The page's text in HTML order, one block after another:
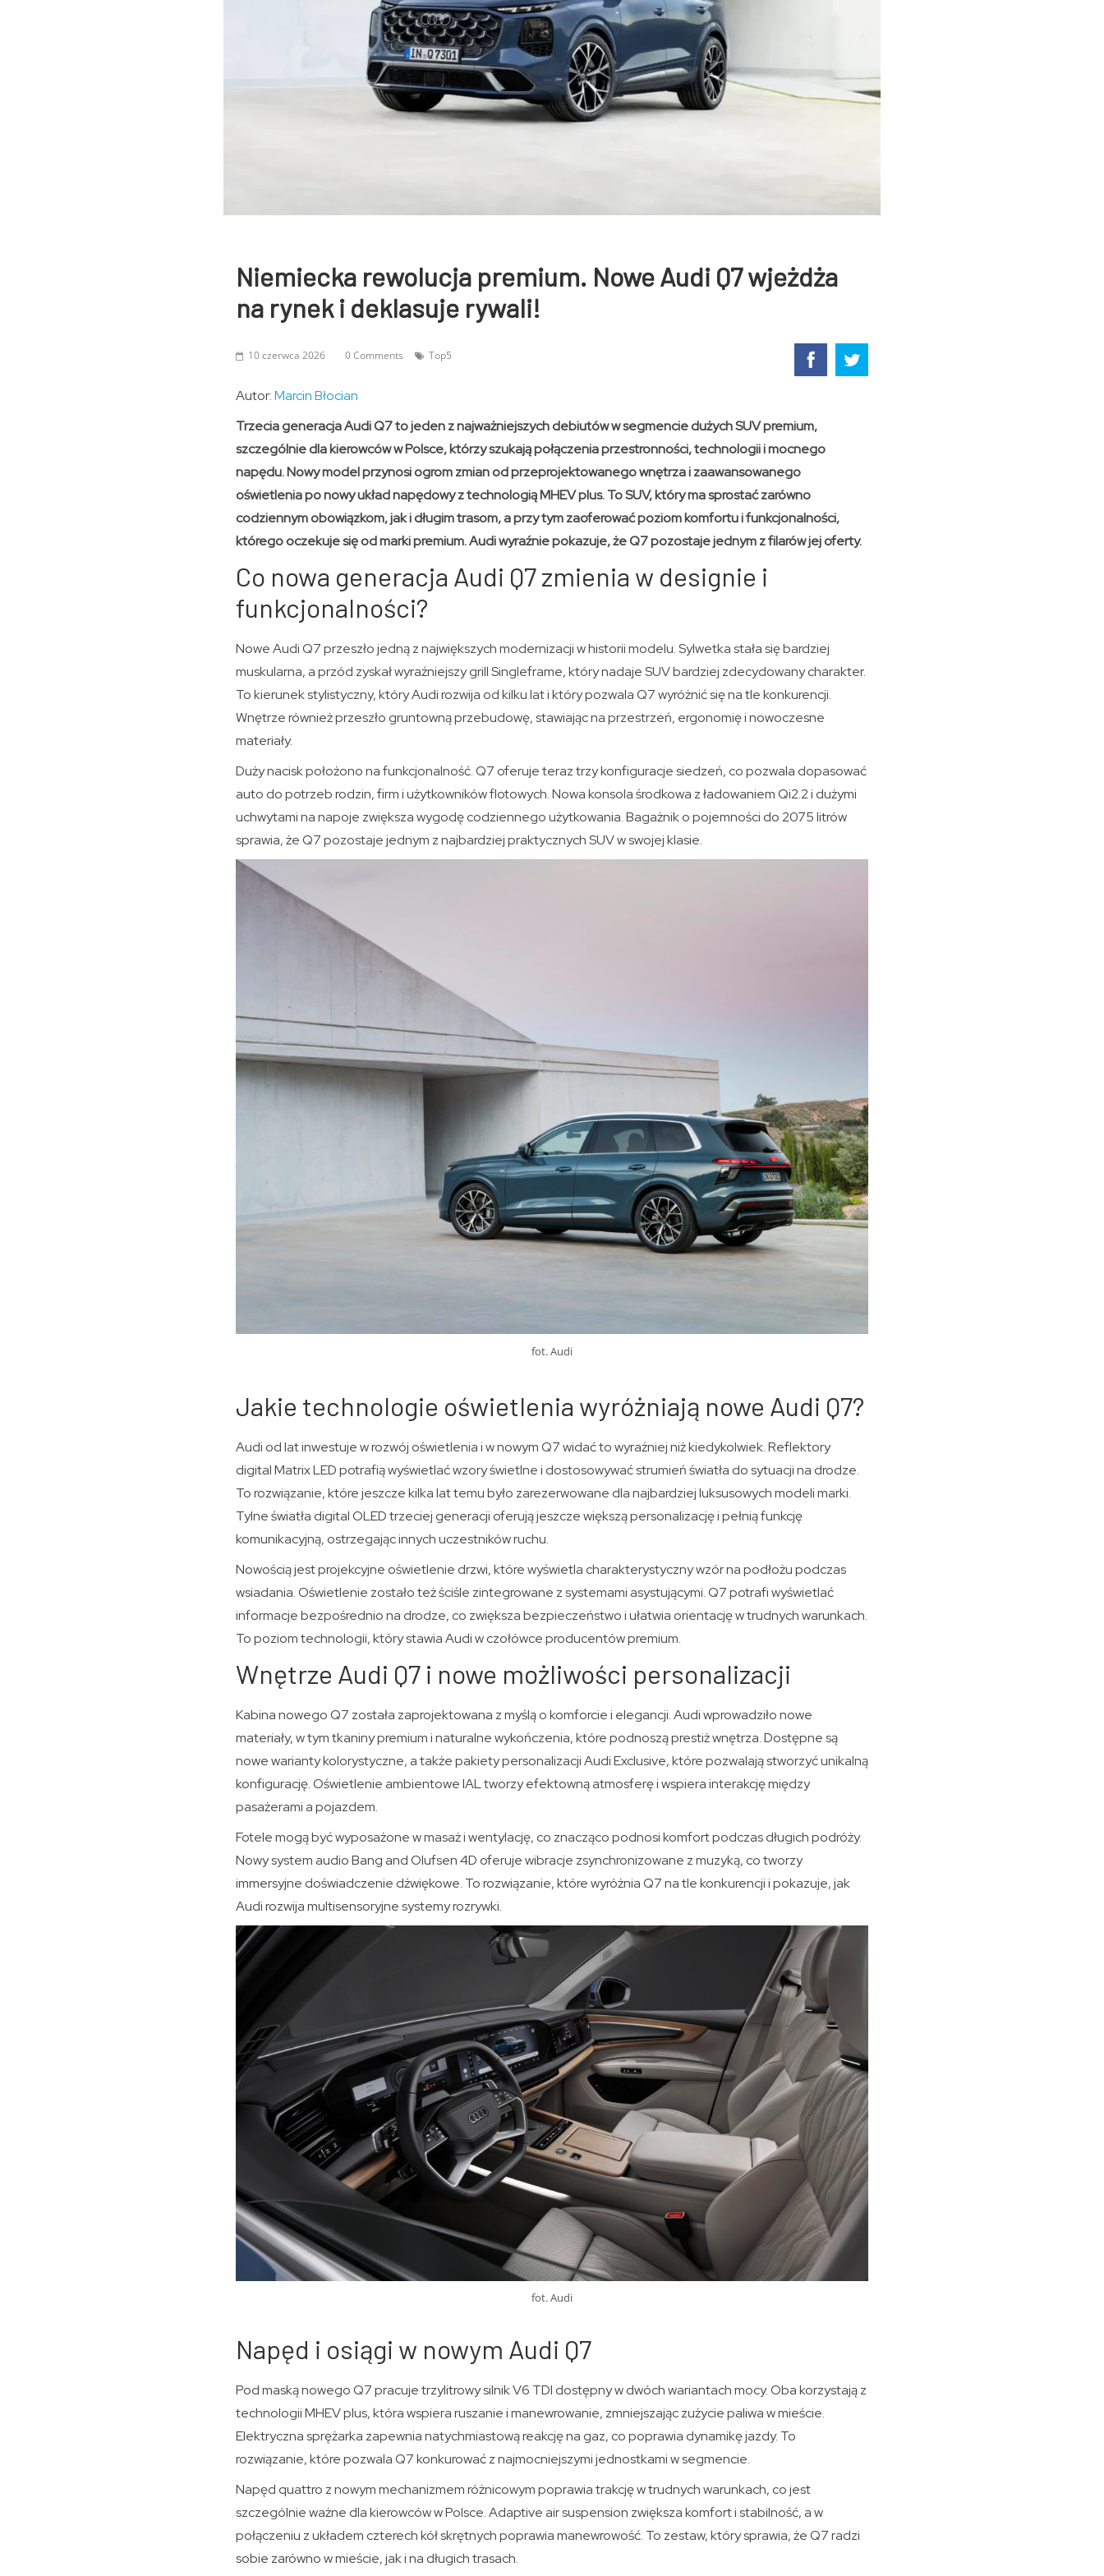
Niemiecka rewolucja premium. Nowe Audi Q7 wjeżdża
na rynek i deklasuje rywali!
10 czerwca 2026 0 Comments Top5
Autor:Marcin Błocian
Trzecia generacja Audi Q7 to jeden z najważniejszych debiutów w segmencie dużych SUV premium,
szczególnie dla kierowców w Polsce, którzy szukają połączenia przestronności, technologii i mocnego
napędu. Nowy model przynosi ogrom zmian od przeprojektowanego wnętrza i zaawansowanego
oświetlenia po nowy układ napędowy z technologią MHEV plus. To SUV, który ma sprostać zarówno
codziennym obowiązkom, jak i długim trasom, a przy tym zaoferować poziom komfortu i funkcjonalności,
którego oczekuje się od marki premium. Audi wyraźnie pokazuje, że Q7 pozostaje jednym z filarów jej oferty.
Co nowa generacja Audi Q7 zmienia w designie i
funkcjonalności?
Nowe Audi Q7 przeszło jedną z największych modernizacji w historii modelu. Sylwetka stała się bardziej
muskularna, a przód zyskał wyraźniejszy grill Singleframe, który nadaje SUV bardziej zdecydowany charakter.
To kierunek stylistyczny, który Audi rozwija od kilku lat i który pozwala Q7 wyróżnić się na tle konkurencji.
Wnętrze również przeszło gruntowną przebudowę, stawiając na przestrzeń, ergonomię i nowoczesne
materiały.
Duży nacisk położono na funkcjonalność. Q7 oferuje teraz trzy konfiguracje siedzeń, co pozwala dopasować
auto do potrzeb rodzin, firm i użytkowników flotowych. Nowa konsola środkowa z ładowaniem Qi2.2 i dużymi
uchwytami na napoje zwiększa wygodę codziennego użytkowania. Bagażnik o pojemności do 2075 litrów
sprawia, że Q7 pozostaje jednym z najbardziej praktycznych SUV w swojej klasie.
fot. Audi
Jakie technologie oświetlenia wyróżniają nowe Audi Q7?
Audi od lat inwestuje w rozwój oświetlenia i w nowym Q7 widać to wyraźniej niż kiedykolwiek. Reflektory
digital Matrix LED potrafią wyświetlać wzory świetlne i dostosowywać strumień światła do sytuacji na drodze.
To rozwiązanie, które jeszcze kilka lat temu było zarezerwowane dla najbardziej luksusowych modeli marki.
Tylne światła digital OLED trzeciej generacji oferują jeszcze większą personalizację i pełnią funkcję
komunikacyjną, ostrzegając innych uczestników ruchu.
Nowością jest projekcyjne oświetlenie drzwi, które wyświetla charakterystyczny wzór na podłożu podczas
wsiadania. Oświetlenie zostało też ściśle zintegrowane z systemami asystującymi. Q7 potrafi wyświetlać
informacje bezpośrednio na drodze, co zwiększa bezpieczeństwo i ułatwia orientację w trudnych warunkach.
To poziom technologii, który stawia Audi w czołówce producentów premium.
Wnętrze Audi Q7 i nowe możliwości personalizacji
Kabina nowego Q7 została zaprojektowana z myślą o komforcie i elegancji. Audi wprowadziło nowe
materiały, w tym tkaniny premium i naturalne wykończenia, które podnoszą prestiż wnętrza. Dostępne są
nowe warianty kolorystyczne, a także pakiety personalizacji Audi Exclusive, które pozwalają stworzyć unikalną
konfigurację. Oświetlenie ambientowe IAL tworzy efektowną atmosferę i wspiera interakcję między
pasażerami a pojazdem.
Fotele mogą być wyposażone w masaż i wentylację, co znacząco podnosi komfort podczas długich podróży.
Nowy system audio Bang and Olufsen 4D oferuje wibracje zsynchronizowane z muzyką, co tworzy
immersyjne doświadczenie dźwiękowe. To rozwiązanie, które wyróżnia Q7 na tle konkurencji i pokazuje, jak
Audi rozwija multisensoryjne systemy rozrywki.
fot. Audi
Napęd i osiągi w nowym Audi Q7
Pod maską nowego Q7 pracuje trzylitrowy silnik V6 TDI dostępny w dwóch wariantach mocy. Oba korzystają z
technologii MHEV plus, która wspiera ruszanie i manewrowanie, zmniejszając zużycie paliwa w mieście.
Elektryczna sprężarka zapewnia natychmiastową reakcję na gaz, co poprawia dynamikę jazdy. To
rozwiązanie, które pozwala Q7 konkurować z najmocniejszymi jednostkami w segmencie.
Napęd quattro z nowym mechanizmem różnicowym poprawia trakcję w trudnych warunkach, co jest
szczególnie ważne dla kierowców w Polsce. Adaptive air suspension zwiększa komfort i stabilność, a w
połączeniu z układem czterech kół skrętnych poprawia manewrowość. To zestaw, który sprawia, że Q7 radzi
sobie zarówno w mieście, jak i na długich trasach.